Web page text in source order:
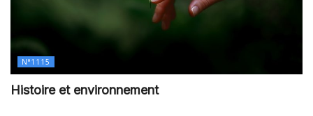
N°1115
Histoire et environnement